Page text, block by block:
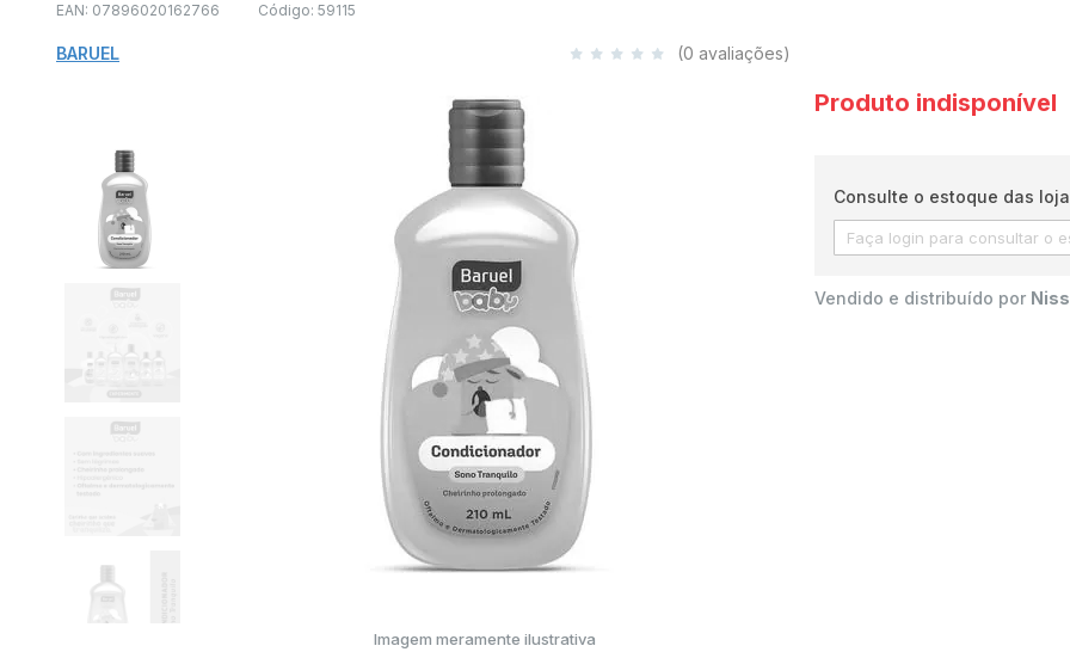
EAN: 07896020162766 Código: 59115
BARUEL (0 avaliações)
Imagem meramente ilustrativa
Produto indisponível
Consulte o estoque das
Vendido e distribuído por